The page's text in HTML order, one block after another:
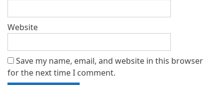
Website
Save my name, email, and website in this browser
for the next time I comment.